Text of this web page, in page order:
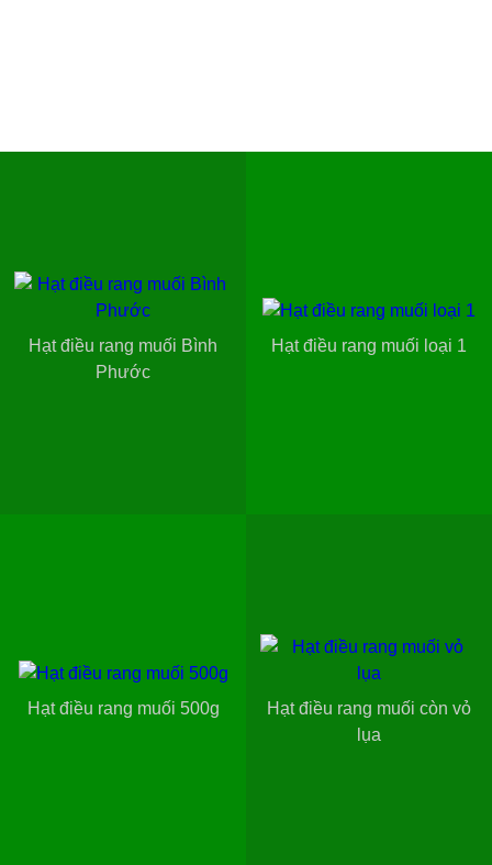
Hạt điều rang muối Bình
Phước
Hạt điều rang muối loại 1
Hạt điều rang muối 500g
Hạt điều rang muối còn vỏ
lụa